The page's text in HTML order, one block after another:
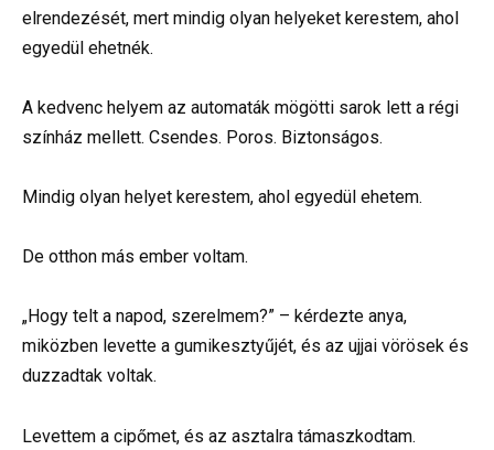
elrendezését, mert mindig olyan helyeket kerestem, ahol
egyedül ehetnék.
A kedvenc helyem az automaták mögötti sarok lett a régi
színház mellett. Csendes. Poros. Biztonságos.
Mindig olyan helyet kerestem, ahol egyedül ehetem.
De otthon más ember voltam.
„Hogy telt a napod, szerelmem?” – kérdezte anya,
miközben levette a gumikesztyűjét, és az ujjai vörösek és
duzzadtak voltak.
Levettem a cipőmet, és az asztalra támaszkodtam.